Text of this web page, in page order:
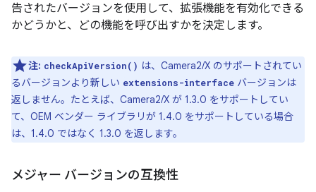
告されたバージョンを使用して、拡張機能を有効化できる
かどうかと、どの機能を呼び出すかを決定します。
注: checkApiVersion() は、Camera2/X のサポートされてい
るバージョンより新しい extensions-interface バージョンは
返しません。たとえば、Camera2/X が 1.3.0 をサポートしてい
て、OEM ベンダー ライブラリが 1.4.0 をサポートしている場合
は、1.4.0 ではなく 1.3.0 を返します。
メジャー バージョンの互換性